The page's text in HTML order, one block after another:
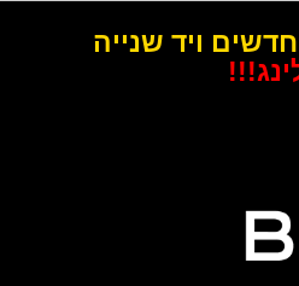
חדשים ויד שנייה